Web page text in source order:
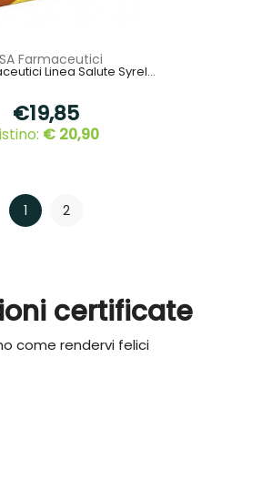
Farmaceutici
Linea Salute Syrel...
€19,85
€ 20,90
1 2
certificate
come rendervi felici